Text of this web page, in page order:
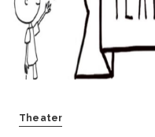
Theater